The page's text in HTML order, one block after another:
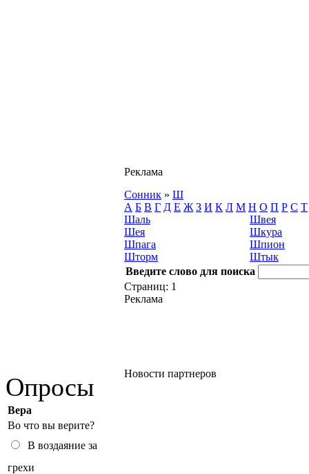
Опросы
Вера
Во что вы верите?
В воздаяние за
грехи
Реклама
Сонник » Ш
А Б В Г Д Е Ж З И К Л М Н О П Р С Т
Шаль
Швея
Шея
Шкура
Шпага
Шпион
Шторм
Штык
Введите слово для поиска
Страниц: 1
Реклама
Новости партнеров